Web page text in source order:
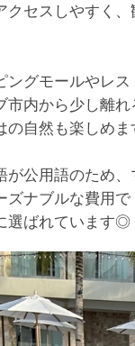
クセスしやすく
ングモールやレ
市内から少し離
自然も楽しめま
が公用語のため
ズナブルな費用
選ばれています◎